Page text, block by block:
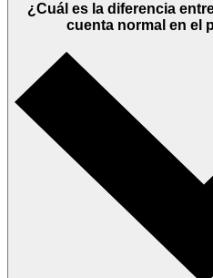
¿Cuál es la diferencia
cuenta normal en el